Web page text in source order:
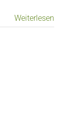
Weiterlesen